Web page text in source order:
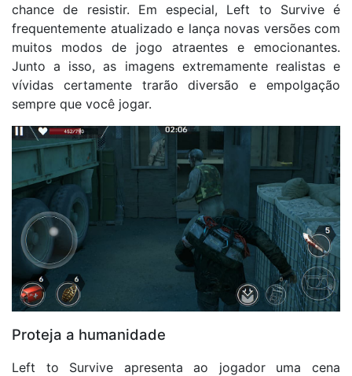
chance de resistir. Em especial, Left to Survive é
frequentemente atualizado e lança novas versões com
muitos modos de jogo atraentes e emocionantes.
Junto a isso, as imagens extremamente realistas e
vívidas certamente trarão diversão e empolgação
sempre que você jogar.
Proteja a humanidade
Left to Survive apresenta ao jogador uma cena